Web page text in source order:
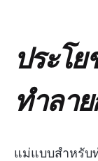
ประโ
ทำลา
แม่แบบสำหรับ